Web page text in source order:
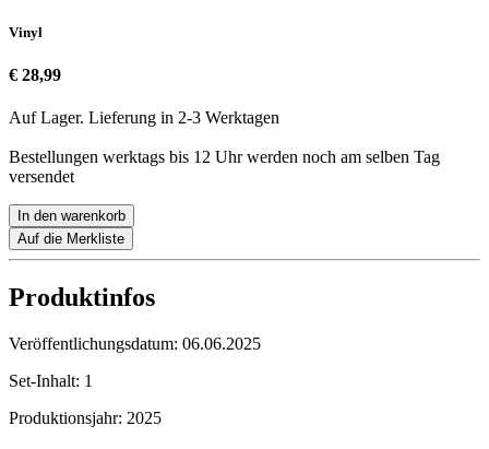
Vinyl
€ 28,99
Auf Lager. Lieferung in 2-3 Werktagen
Bestellungen werktags bis 12 Uhr werden noch am selben Tag
versendet
In den warenkorb
Auf die Merkliste
Produktinfos
Veröffentlichungsdatum: 06.06.2025
Set-Inhalt: 1
Produktionsjahr: 2025